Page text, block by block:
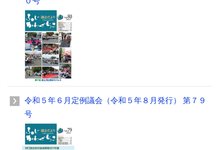
令和５年６月定例議会（令和５年８月発行） 第７９
号